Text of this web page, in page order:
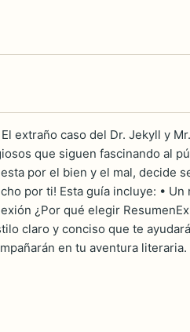
extraño caso del Dr. Jekyll y
que siguen fascinando al
por el bien y el mal, decide
por ti! Esta guía incluye: •
¿Por qué elegir
claro y conciso que te
en tu aventura literaria.